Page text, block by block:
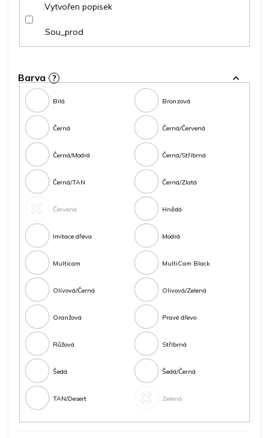
.Vytvořen popisek
.Sou_prod
Barva ?
Bílá Bronzová
Černá Černá/Červená
Černá/Modrá Černá/Stříbrná
Černá/TAN Černá/Zlatá
Červená Hnědá
Imitace dřeva Modrá
Multicam MultiCam Black
Olivová/Černá Olivová/Zelená
Oranžová Pravé dřevo
Růžová Stříbrná
Šedá Šedá/Černá
TAN/Desert Zelená